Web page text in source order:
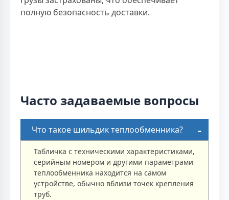
полную безопасность доставки.
Часто задаваемые вопросы
Что такое шильдик теплообменника?
Табличка с техническими характеристиками,
серийным номером и другими параметрами
теплообменника находится на самом
устройстве, обычно вблизи точек крепления
труб.